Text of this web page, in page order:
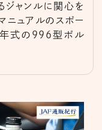
ジャンルに関心を
ニュアルのスポー
年式の996型ポル